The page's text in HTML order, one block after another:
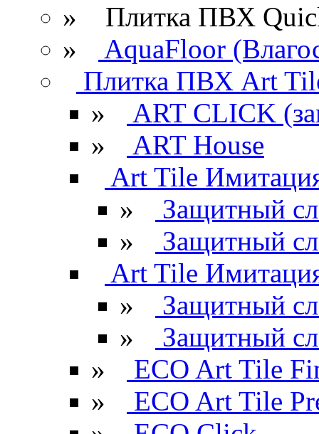
» Плитка ПВХ
»
AquaFloor
Плитка ПВХ Art
»
ART CLICK
»
ART House
Art Tile
»
Защитный
»
Защитный
Art Tile
»
Защитный
»
Защитный
»
ECO Art Tile
»
ECO Art Tile